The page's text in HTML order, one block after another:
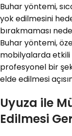
Buhar yöntemi,
yok edilmesini
bırakmaması
Buhar yöntemi,
mobilyalarda
profesyonel bir
elde edilmesi
Uyuza ile
Edilmesi